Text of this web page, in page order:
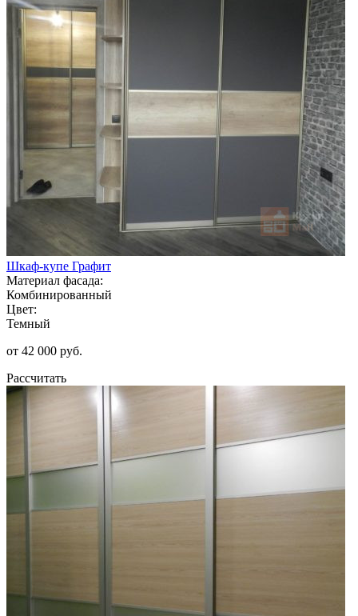
Шкаф-купе Графит
Материал фасада:
Комбинированный
Цвет:
Темный
от 42 000 руб.
Рассчитать